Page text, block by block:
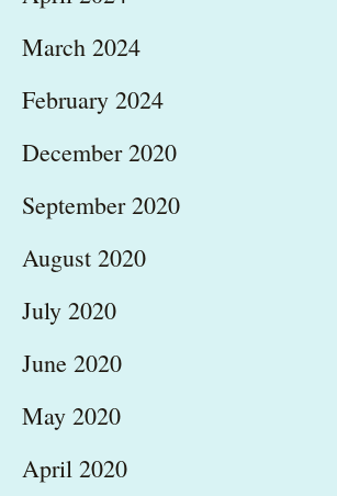
March 2024
February 2024
December 2020
September 2020
August 2020
July 2020
June 2020
May 2020
April 2020